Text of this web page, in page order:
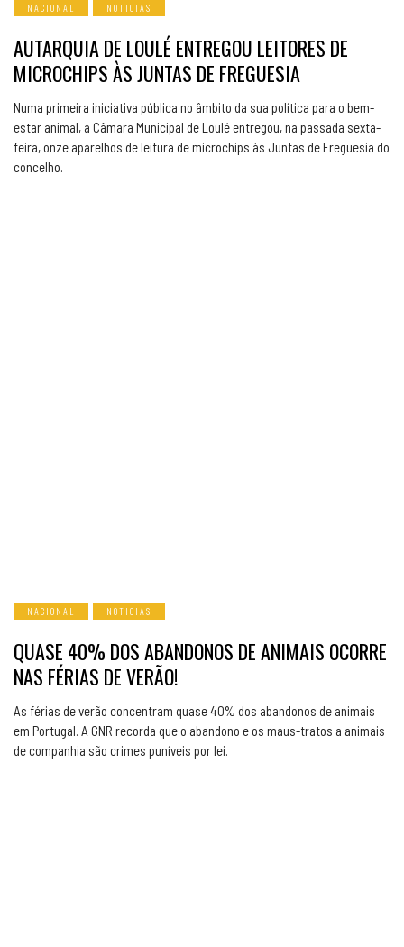
NACIONAL NOTICIAS
AUTARQUIA DE LOULÉ ENTREGOU LEITORES DE
MICROCHIPS ÀS JUNTAS DE FREGUESIA
Numa primeira iniciativa pública no âmbito da sua política para o bem-
estar animal, a Câmara Municipal de Loulé entregou, na passada sexta-
feira, onze aparelhos de leitura de microchips às Juntas de Freguesia do
concelho.
NACIONAL NOTICIAS
QUASE 40% DOS ABANDONOS DE ANIMAIS OCORRE
NAS FÉRIAS DE VERÃO!
As férias de verão concentram quase 40% dos abandonos de animais
em Portugal. A GNR recorda que o abandono e os maus-tratos a animais
de companhia são crimes puníveis por lei.